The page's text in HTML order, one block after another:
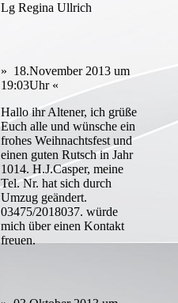
Lg Regina Ullrich
» 18.November 2013 um
19:03Uhr «
Hallo ihr Altener, ich grüße
Euch alle und wünsche ein
frohes Weihnachtsfest und
einen guten Rutsch in Jahr
1014. H.J.Casper, meine
Tel. Nr. hat sich durch
Umzug geändert.
03475/2018037. würde
mich über einen Kontakt
freuen.